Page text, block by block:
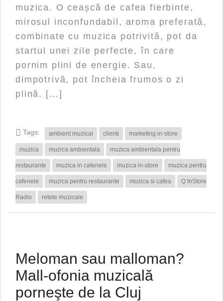
muzica. O ceașcă de cafea fierbinte,
mirosul inconfundabil, aroma preferată,
combinate cu muzica potrivită, pot da
startul unei zile perfecte, în care
pornim plini de energie. Sau,
dimpotrivă, pot încheia frumos o zi
plină. […]
Tags: ambient muzical clienti marketing in-store
muzica muzica ambientala muzica ambientala pentru
restaurante muzica in cafenele muzica in-store muzica pentru
cafenele muzica pentru restaurante muzica si cafea Q InStore
Radio retete muzicale
Meloman sau malloman?
Mall-ofonia muzicală
porneşte de la Cluj